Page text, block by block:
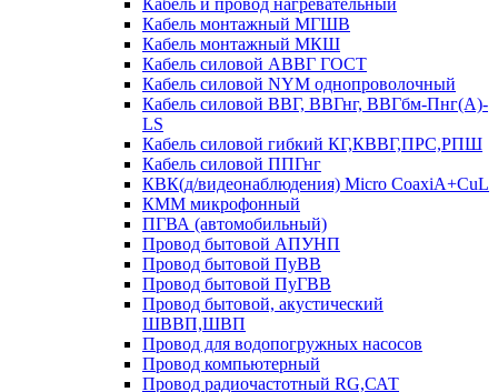
Кабель и провод нагревательный
Кабель монтажный МГШВ
Кабель монтажный МКШ
Кабель силовой АВВГ ГОСТ
Кабель силовой NYM однопроволочный
Кабель силовой ВВГ, ВВГнг, ВВГбм-Пнг(А)-
LS
Кабель силовой гибкий КГ,КВВГ,ПРС,РПШ
Кабель силовой ППГнг
КВК(д/видеонаблюдения) Micro CoaxiA+CuL
КММ микрофонный
ПГВА (автомобильный)
Провод бытовой АПУНП
Провод бытовой ПуВВ
Провод бытовой ПуГВВ
Провод бытовой, акустический
ШВВП,ШВП
Провод для водопогружных насосов
Провод компьютерный
Провод радиочастотный RG,САТ